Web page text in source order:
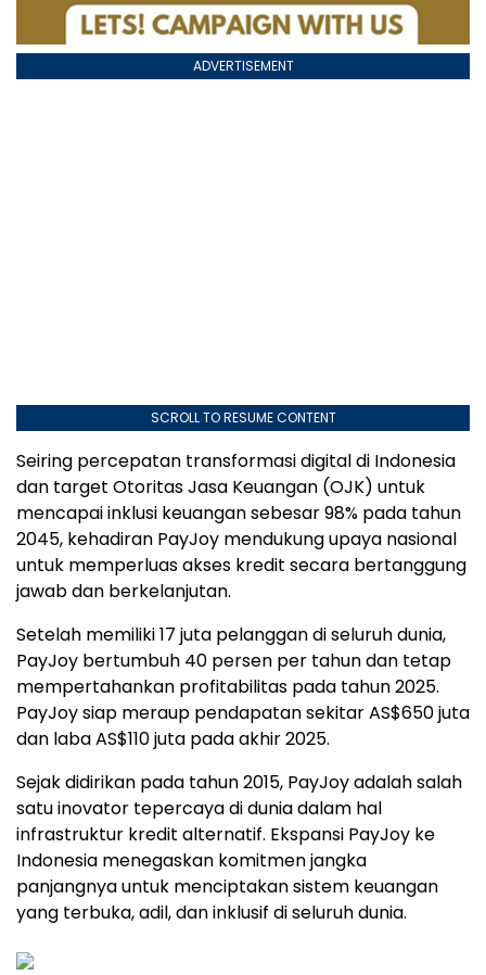
ADVERTISEMENT
SCROLL TO RESUME CONTENT
Seiring percepatan transformasi digital di Indonesia
dan target Otoritas Jasa Keuangan (OJK) untuk
mencapai inklusi keuangan sebesar 98% pada tahun
2045, kehadiran PayJoy mendukung upaya nasional
untuk memperluas akses kredit secara bertanggung
jawab dan berkelanjutan.
Setelah memiliki 17 juta pelanggan di seluruh dunia,
PayJoy bertumbuh 40 persen per tahun dan tetap
mempertahankan profitabilitas pada tahun 2025.
PayJoy siap meraup pendapatan sekitar AS$650 juta
dan laba AS$110 juta pada akhir 2025.
Sejak didirikan pada tahun 2015, PayJoy adalah salah
satu inovator tepercaya di dunia dalam hal
infrastruktur kredit alternatif. Ekspansi PayJoy ke
Indonesia menegaskan komitmen jangka
panjangnya untuk menciptakan sistem keuangan
yang terbuka, adil, dan inklusif di seluruh dunia.